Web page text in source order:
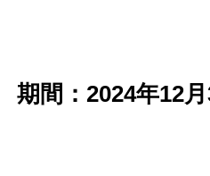
期間：2024年12